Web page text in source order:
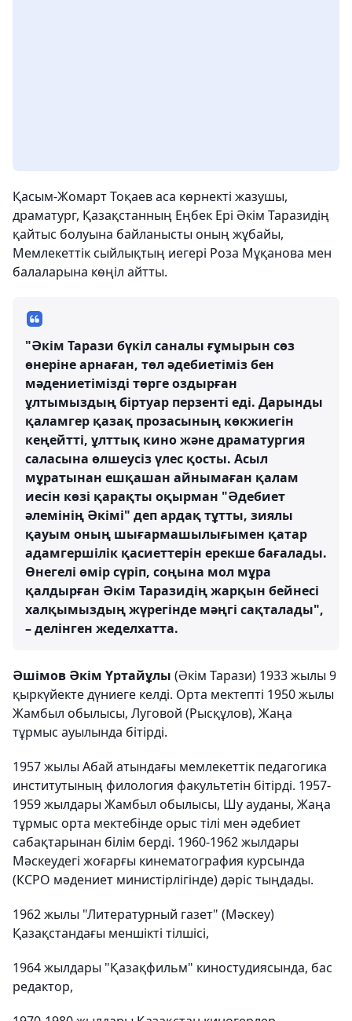
Қасым-Жомарт Тоқаев аса көрнекті жазушы,
драматург, Қазақстанның Еңбек Ері Әкім Таразидің
қайтыс болуына байланысты оның жұбайы,
Мемлекеттік сыйлықтың иегері Роза Мұқанова мен
балаларына көңіл айтты.
"Әкім Тарази бүкіл саналы ғұмырын сөз
өнеріне арнаған, төл әдебиетіміз бен
мәдениетімізді төрге оздырған
ұлтымыздың біртуар перзенті еді. Дарынды
қаламгер қазақ прозасының көкжиегін
кеңейтті, ұлттық кино және драматургия
саласына өлшеусіз үлес қосты. Асыл
мұратынан ешқашан айнымаған қалам
иесін көзі қарақты оқырман "Әдебиет
әлемінің Әкімі" деп ардақ тұтты, зиялы
қауым оның шығармашылығымен қатар
адамгершілік қасиеттерін ерекше бағалады.
Өнегелі өмір сүріп, соңына мол мұра
қалдырған Әкім Таразидің жарқын бейнесі
халқымыздың жүрегінде мәңгі сақталады",
– делінген жеделхатта.
Әшімов Әкім Үртайұлы (Әкім Тарази) 1933 жылы 9
қыркүйекте дүниеге келді. Орта мектепті 1950 жылы
Жамбыл обылысы, Луговой (Рысқұлов), Жаңа
тұрмыс ауылында бітірді.
1957 жылы Абай атындағы мемлекеттік педагогика
институтының филология факультетін бітірді. 1957-
1959 жылдары Жамбыл обылысы, Шу ауданы, Жаңа
тұрмыс орта мектебінде орыс тілі мен әдебиет
сабақтарынан білім берді. 1960-1962 жылдары
Мәскеудегі жоғарғы кинематография курсында
(КСРО мәдениет министірлігінде) дәріс тыңдады.
1962 жылы "Литературный газет" (Мәскеу)
Қазақстандағы меншікті тілшісі,
1964 жылдары "Қазақфильм" киностудиясында, бас
редактор,